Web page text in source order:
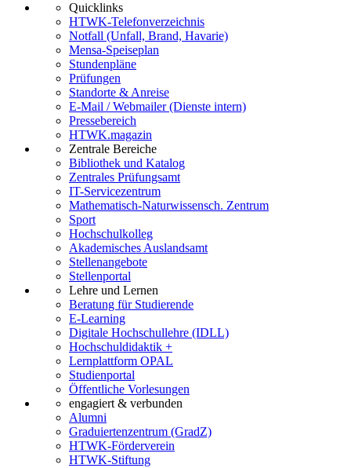
Quicklinks
HTWK-Telefonverzeichnis
Notfall (Unfall, Brand, Havarie)
Mensa-Speiseplan
Stundenpläne
Prüfungen
Standorte & Anreise
E-Mail / Webmailer (Dienste intern)
Pressebereich
HTWK.magazin
Zentrale Bereiche
Bibliothek und Katalog
Zentrales Prüfungsamt
IT-Servicezentrum
Mathematisch-Naturwissensch. Zentrum
Sport
Hochschulkolleg
Akademisches Auslandsamt
Stellenangebote
Stellenportal
Lehre und Lernen
Beratung für Studierende
E-Learning
Digitale Hochschullehre (IDLL)
Hochschuldidaktik +
Lernplattform OPAL
Studienportal
Öffentliche Vorlesungen
engagiert & verbunden
Alumni
Graduiertenzentrum (GradZ)
HTWK-Förderverein
HTWK-Stiftung